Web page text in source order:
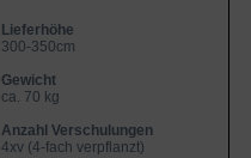
Lieferhöhe
300-350cm
Gewicht
ca. 70 kg
Anzahl Verschulungen
4xv (4-fach verpflanzt)